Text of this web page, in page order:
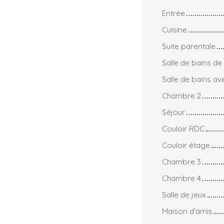
Entrée
Cuisine
Suite parentale
Salle de bains
Salle de bains
Chambre 2
Séjour
Couloir RDC
Couloir étage
Chambre 3
Chambre 4
Salle de jeux
Maison d'amis